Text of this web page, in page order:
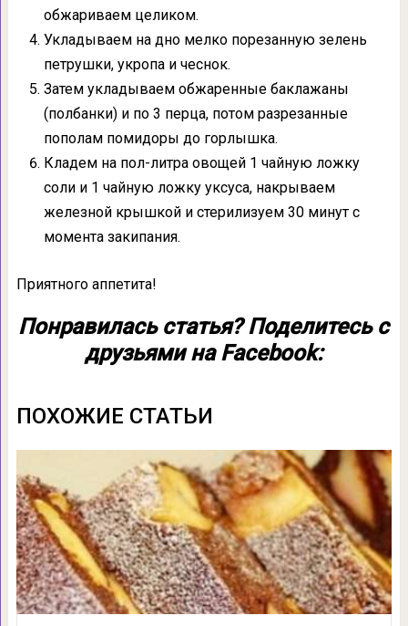
обжариваем целиком.
Укладываем на дно мелко порезанную зелень
петрушки, укропа и чеснок.
Затем укладываем обжаренные баклажаны
(полбанки) и по 3 перца, потом разрезанные
пополам помидоры до горлышка.
Кладем на пол-литра овощей 1 чайную ложку
соли и 1 чайную ложку уксуса, накрываем
железной крышкой и стерилизуем 30 минут с
момента закипания.
Приятного аппетита!
Понравилась статья? Поделитесь с
друзьями на Facebook:
ПОХОЖИЕ СТАТЬИ